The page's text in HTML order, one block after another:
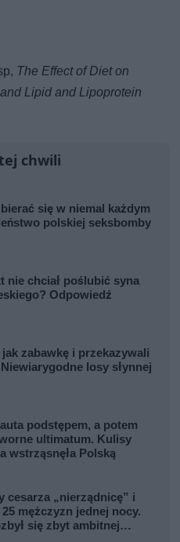
The Effect of Diet on
Lipid and Lipoprotein
chwili
się w niemal każdym
polskiej seksbomby
nie chciał poślubić syna
Odpowiedź
zabawkę i przekazywali
losy słynnej
podstępem, a potem
ultimatum. Kulisy
wstrząsnęła Polską
cesarza „nierządnicę” i
mężczyzn jednej nocy.
się zbyt ambitnej